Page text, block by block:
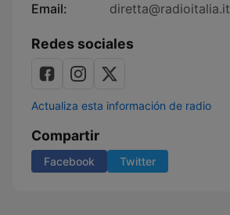
Email:
diretta@radioitalia.it
Redes sociales
Actualiza esta información de radio
Compartir
Facebook Twitter